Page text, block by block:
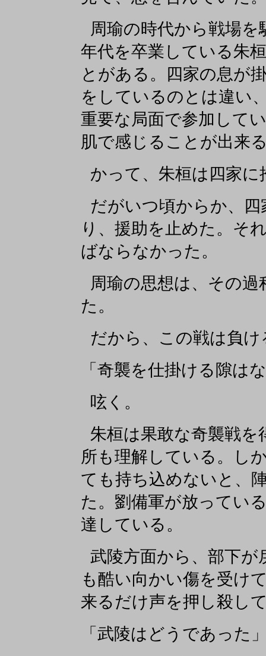
周瑜の時代から戦場
年代を卒業している朱
とがある。四家の息が
をしているのとは違い
重要な局面で参加して
肌で感じることが出来
かって、朱桓は四家
だがいつ頃からか、
り、援助を止めた。そ
ばならなかった。
周瑜の思想は、その
た。
だから、この戦は負
「奇襲を仕掛ける隙は
呟く。
朱桓は果敢な奇襲戦
所も理解している。し
ても持ち込めないと、
た。劉備軍が放ってい
達している。
武陵方面から、部下
も酷い向かい傷を受け
来るだけ声を押し殺し
「武陵はどうであった